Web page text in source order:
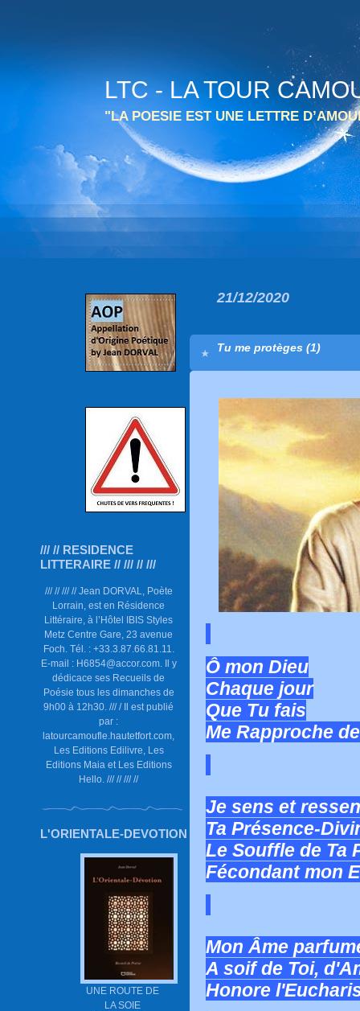
LTC - LA TOUR
"LA POESIE EST UNE LETTRE
/// // RESIDENCE
LITTERAIRE // /// // ///
/// // /// // Jean DORVAL, Poète
Lorrain, est en Résidence
Littéraire, à l’Hôtel IBIS Styles
Metz Centre Gare, 23 avenue
Foch. Tél. : +33.3.87.66.81.11.
E-mail : H6854@accor.com. Il y
dédicace ses Recueils de
Poésie tous les dimanches de
9h00 à 12h30. /// / Il est publié
par :
latourcamoufle.hautetfort.com,
Les Editions Edilivre, Les
Editions Maia et Les Editions
Hello. /// // /// //
L'ORIENTALE-DEVOTION
UNE ROUTE DE
LA SOIE
21/12/2020
Tu me protèges (1)
Ô mon Dieu
Chaque jour
Que Tu fais
Me Rapproche
Je sens et
Ta Présence-
Le Souffle de Ta
Fécondant mon
Mon Âme
A soif de Toi,
Honore